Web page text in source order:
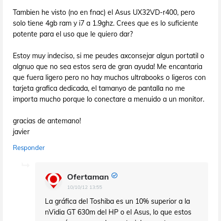
Tambien he visto (no en fnac) el Asus UX32VD-r400, pero
solo tiene 4gb ram y i7 a 1.9ghz. Crees que es lo suficiente
potente para el uso que le quiero dar?
Estoy muy indeciso, si me peudes axconsejar algun portatil o
algnuo que no sea estos sera de gran ayuda! Me encantaria
que fuera ligero pero no hay muchos ultrabooks o ligeros con
tarjeta grafica dedicada, el tamanyo de pantalla no me
importa mucho porque lo conectare a menuido a un monitor.
gracias de antemano!
javier
Responder
Ofertaman
10/10/12 13:55
La gráfica del Toshiba es un 10% superior a la
nVidia GT 630m del HP o el Asus, lo que estos